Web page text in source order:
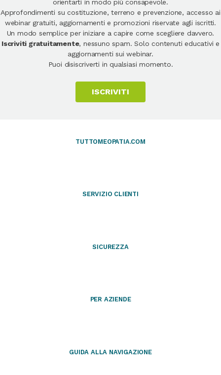
orientarti in modo più consapevole.
Approfondimenti su costituzione, terreno e prevenzione, accesso ai
webinar gratuiti, aggiornamenti e promozioni riservate agli iscritti.
Un modo semplice per iniziare a capire come scegliere davvero.
Iscriviti gratuitamente, nessuno spam. Solo contenuti educativi e
aggiornamenti sui webinar.
Puoi disiscriverti in qualsiasi momento.
ISCRIVITI
TUTTOMEOPATIA.COM
SERVIZIO CLIENTI
SICUREZZA
PER AZIENDE
GUIDA ALLA NAVIGAZIONE